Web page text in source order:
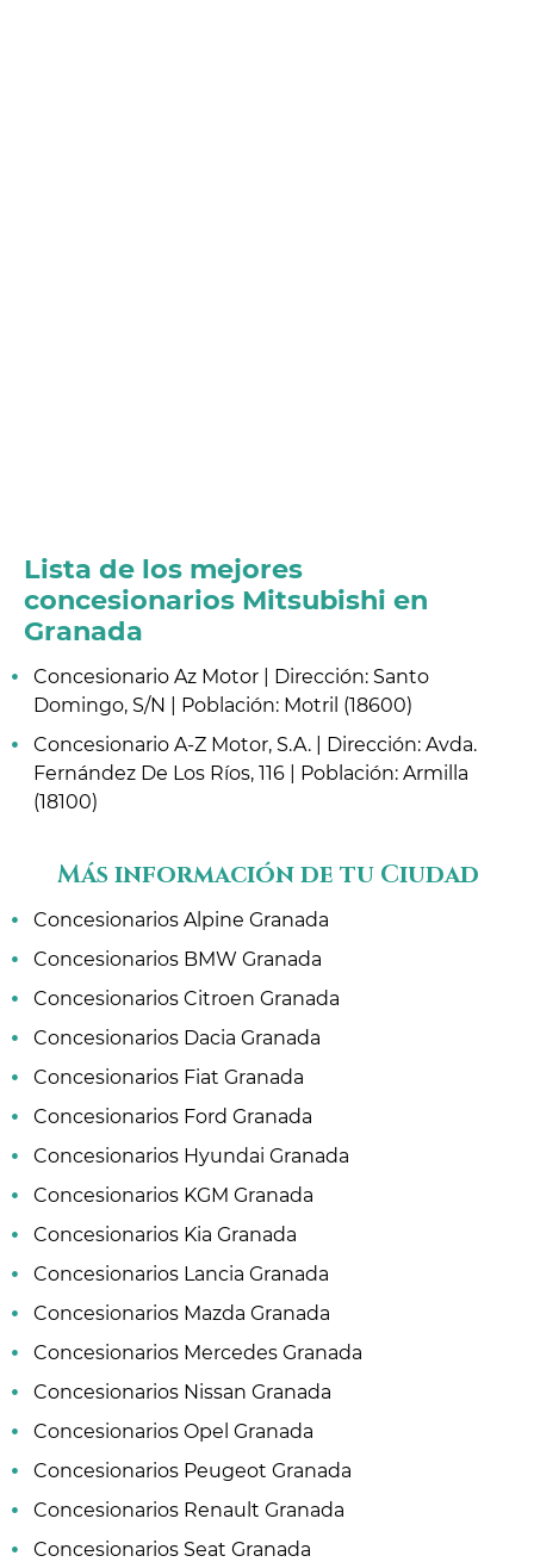
Lista de los mejores
concesionarios Mitsubishi en
Granada
Concesionario Az Motor | Dirección: Santo
Domingo, S/N | Población: Motril (18600)
Concesionario A-Z Motor, S.A. | Dirección: Avda.
Fernández De Los Ríos, 116 | Población: Armilla
(18100)
Más información de tu Ciudad
Concesionarios Alpine Granada
Concesionarios BMW Granada
Concesionarios Citroen Granada
Concesionarios Dacia Granada
Concesionarios Fiat Granada
Concesionarios Ford Granada
Concesionarios Hyundai Granada
Concesionarios KGM Granada
Concesionarios Kia Granada
Concesionarios Lancia Granada
Concesionarios Mazda Granada
Concesionarios Mercedes Granada
Concesionarios Nissan Granada
Concesionarios Opel Granada
Concesionarios Peugeot Granada
Concesionarios Renault Granada
Concesionarios Seat Granada